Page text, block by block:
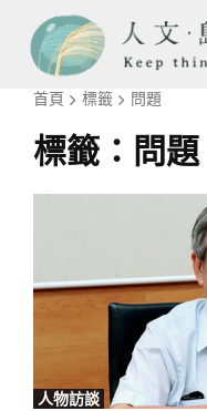
首頁 標籤 問題
標籤： 問題
人物訪談